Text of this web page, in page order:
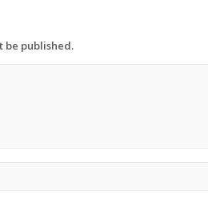
be published.